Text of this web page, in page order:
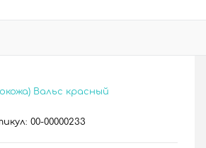
Вальс красный
00-00000233